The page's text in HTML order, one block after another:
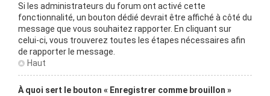
Si les administrateurs du forum ont activé cette
fonctionnalité, un bouton dédié devrait être affiché à côté du
message que vous souhaitez rapporter. En cliquant sur
celui-ci, vous trouverez toutes les étapes nécessaires afin
de rapporter le message.
Haut
À quoi sert le bouton « Enregistrer comme brouillon »